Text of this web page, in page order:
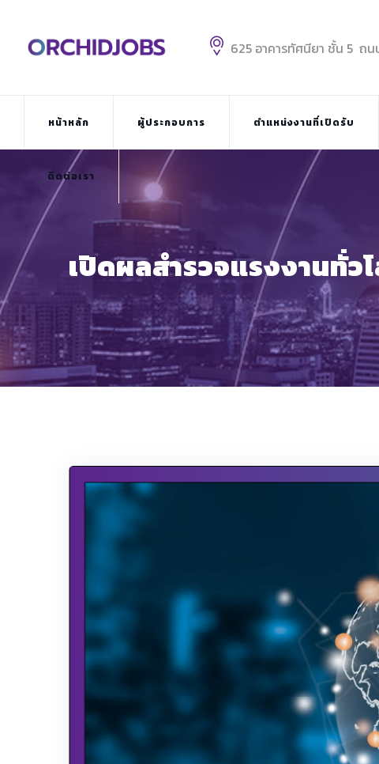
content
625 อาคารทัศนียา ชั้น 5 ถน
หน้าหลัก ผู้ประกอบการ ตำแหน่งงานที่เปิดรับ
ติดต่อเรา
เปิดผลสำรวจแรงงานทั่ว